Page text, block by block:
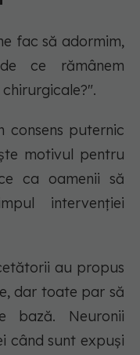
fac să adormim,
ce rămânem
consens puternic
motivul pentru
ca oamenii să
intervenției
au propus
dar toate par să
bază. Neuronii
când sunt expuși